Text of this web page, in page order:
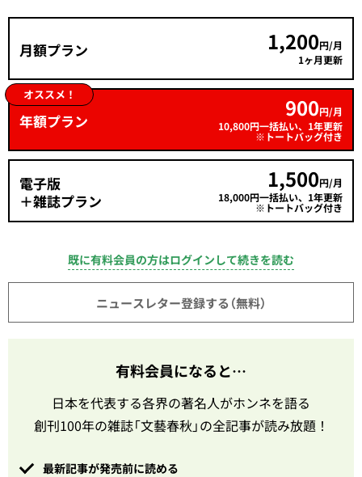
月額プラン 1,200円/月
1ヶ月更新
オススメ！
年額プラン 900円/月
10,800円一括払い、1年更新
※トートバッグ付き
電子版
＋雑誌プラン
1,500円/月
18,000円一括払い、1年更新
※トートバッグ付き
既に有料会員の方はログインして続きを読む
ニュースレター登録する（無料）
有料会員になると…
日本を代表する各界の著名人がホンネを語る
創刊100年の雑誌「文藝春秋」の全記事が読み放題！
最新記事が発売前に読める